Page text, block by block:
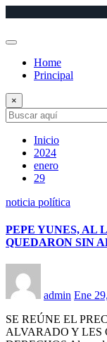
Home
Principal
×
Inicio
2024
enero
29
noticia política
PEPE YUNES, AL
QUEDARON SIN
admin Ene
SE REÚNE EL
ALVARADO Y LES